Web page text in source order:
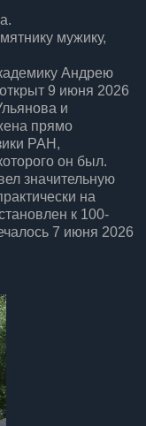
мужику,
Андрею
9 июня 2026
и
прямо
РАН,
он был.
значительную
на
к 100-
7 июня 2026